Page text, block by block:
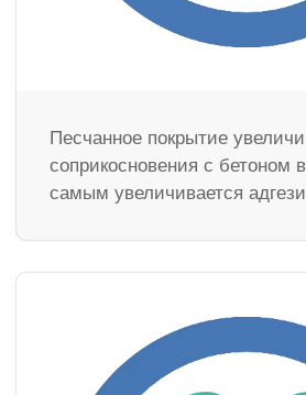
Песчанное покрытие
соприкосновения с бетоном
самым увеличивается